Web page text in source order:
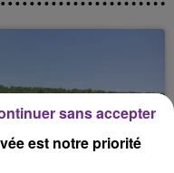
est notre priorité
sans accepter